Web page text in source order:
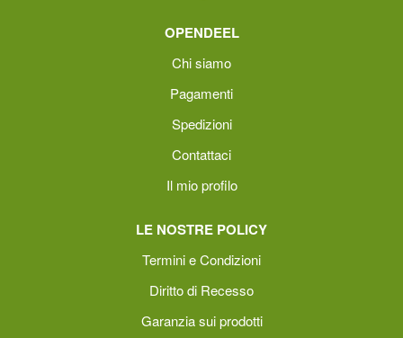
OPENDEEL
Chi siamo
Pagamenti
Spedizioni
Contattaci
Il mio profilo
LE NOSTRE POLICY
Termini e Condizioni
Diritto di Recesso
Garanzia sui prodotti